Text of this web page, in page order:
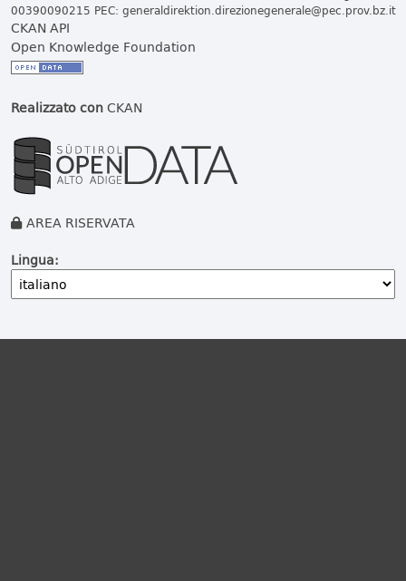
00390090215 PEC: generaldirektion.direzionegenerale@pec.prov.bz.it
CKAN API
Open Knowledge Foundation
Realizzato conCKAN
AREA RISERVATA
Lingua